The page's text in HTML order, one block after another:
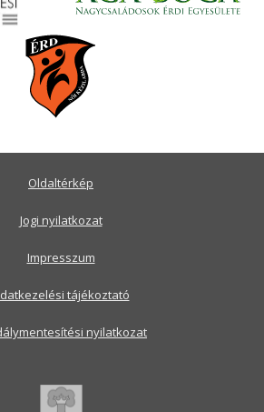
Oldaltérkép
Jogi nyilatkozat
Impresszum
tájékoztató
nyilatkozat